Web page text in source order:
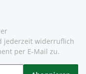
jederzeit widerruflich
per E-Mail zu.